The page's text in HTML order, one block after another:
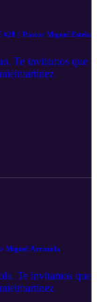
"Mi papá, el pastor… ¿y yo su oveja o su hijo? " - INSIDE #28 || Pastor Miguel Esteban
Te invitamos que
que se Acelera" - INSIDE #27 || Pastor Miguel Arrazola
Te invitamos que